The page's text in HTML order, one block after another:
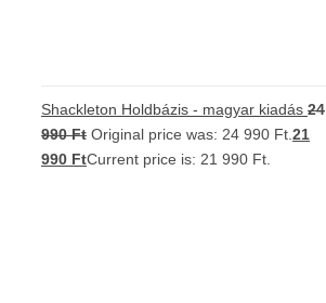
Shackleton Holdbázis - magyar kiadás 24
990Ft Original price was: 24 990 Ft. 21
990 FtCurrent price is: 21 990 Ft.